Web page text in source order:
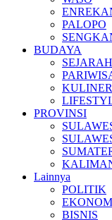
PALOPO
BUDAYA
SEJARAH
KULINER
PROVINSI
Lainnya
POLITIK
BISNIS